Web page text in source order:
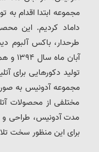
مجموعه ابتدا اقدام
داماد کردیم. این
طرحدار، باکس آلبوم
تولید دکورهایی برای
مجموعه آدونیس به
مختلفی از محصولات
مدت آدونیس، طراحی و
برای این منظور سخت